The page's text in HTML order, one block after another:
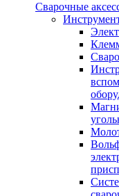
Сварочные